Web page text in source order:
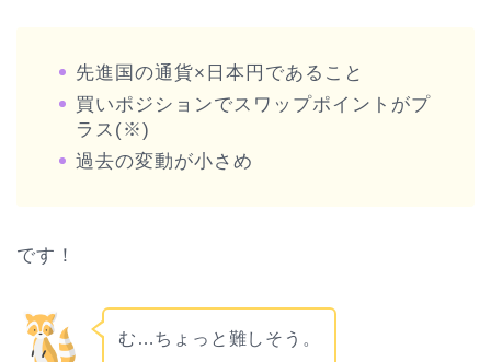
先進国の通貨×日本円であること
買いポジションでスワップポイントがプ
ラス(※)
過去の変動が小さめ
です！
む…ちょっと難しそう。